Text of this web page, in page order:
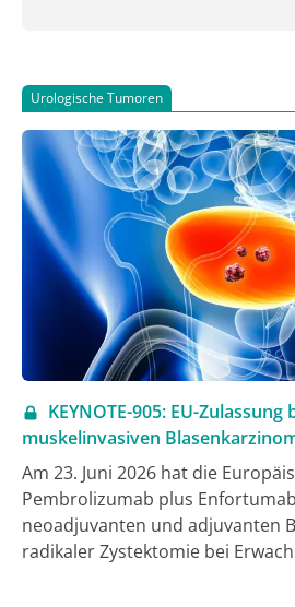
Urologische Tumoren
KEYNOTE-905: EU-Zulassung
muskelinvasiven
Am 23. Juni 2026 hat die
Pembrolizumab plus
neoadjuvanten und adjuvanten
radikaler Zystektomie bei